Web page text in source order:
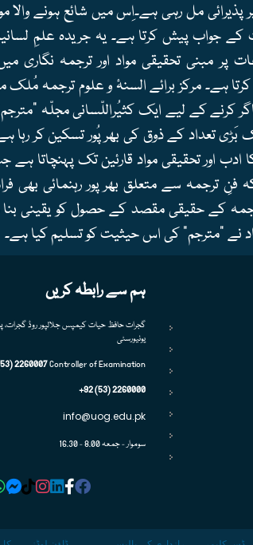
پذیرائی مل رہی ہے۔اِس میں شائع ہونے والا
جواب پیش کرتا ہے۔ یہ جریدہ علمِ
پر مبنی تحقیقی مواد اور ترجمہ نگاری
ہے۔ مرکز برائے السنۂ و علوم ترجمہ
کرنے کے لیے ایک کثیُراللّسانی مجلّہ
بَڑی تعداد کے ذوق کی بھر پُور تسکین کر رہا
ادب اور تحقیقی مواد قارئین تک پہنچاتا
فنِ ترجمہ سے متعلق بھر پور رہنمائی بھی
کے حقیقی مقصد کے حصول کو یقینی بنا
نے "مترجم" کی اس حیثیت کو تسلیم کیا ہے۔
ہم سے رابطہ کریں
گجرات حافظ حیات کیمپس جلالپور روڈ گجرات،
یونیورسٹی
Controller of Examination
2260007
+92 (53) 2260000
info@uog.edu.pk
سوموار - جمعہ 8.00 - 16.30